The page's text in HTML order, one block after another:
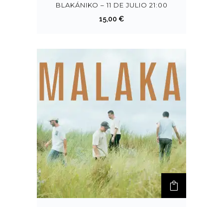
BLAKÁNIKO – 11 DE JULIO 21:00
15,00 €